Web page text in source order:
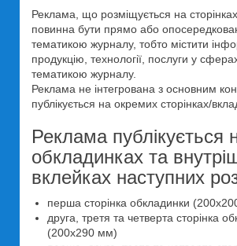
Реклама, що розміщується на
повинна бути прямо або
тематикою журналу, тобто містити
продукцію, технології, послуги у
тематикою журналу.
Реклама не інтегрована з основним
публікується на окремих сторінках/
Реклама публікується
обкладинках та
вклейках наступних
перша сторінка обкладинки
друга, третя та четверта сторінка
(200x290 мм)